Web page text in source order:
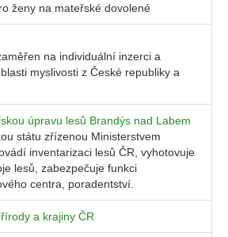
ženy na mateřské dovolené
na individuální inzerci a
myslivosti z České republiky a
úpravu lesů Brandýs nad Labem
státu zřízenou Ministerstvem
inventarizaci lesů ČR, vyhotovuje
lesů, zabezpečuje funkci
centra, poradentství.
a krajiny ČR